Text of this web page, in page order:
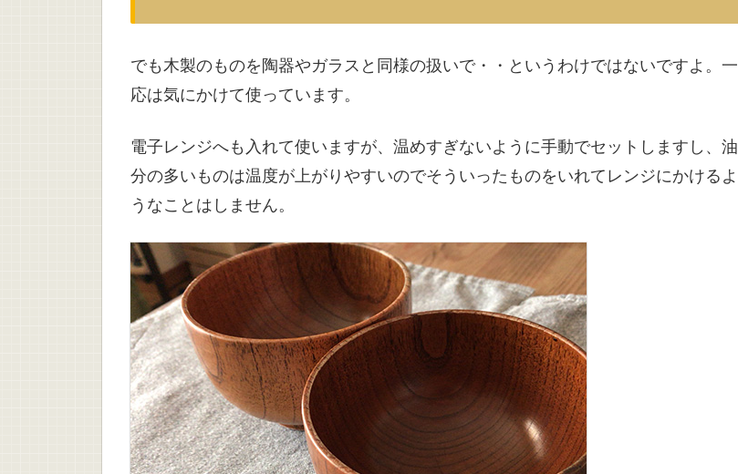
でも木製のものを陶器やガラスと同様の扱いで・・というわけではないですよ。一
応は気にかけて使っています。
電子レンジへも入れて使いますが、温めすぎないように手動でセットしますし、油
分の多いものは温度が上がりやすいのでそういったものをいれてレンジにかけるよ
うなことはしません。